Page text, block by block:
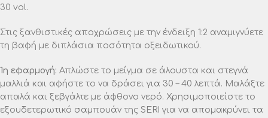
30 vol.
Στις ξανθιστικές αποχρώσεις με την ένδειξη 1:2 αναμιγνύετε
τη βαφή με διπλάσια ποσότητα οξειδωτικού.
1η εφαρμογή: Απλώστε το μείγμα σε άλουστα και στεγνά
μαλλιά και αφήστε το να δράσει για 30 – 40 λεπτά. Μαλάξτε
απαλά και ξεβγάλτε με άφθονο νερό. Χρησιμοποιείστε το
εξουδετερωτικό σαμπουάν της SERI για να απομακρύνει τα